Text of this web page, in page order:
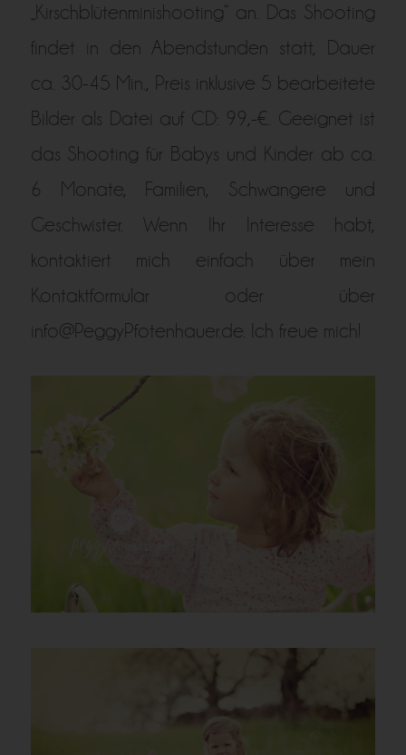
„Kirschblütenminishooting“ an. Das Shooting
findet in den Abendstunden statt, Dauer
ca. 30-45 Min., Preis inklusive 5 bearbeitete
Bilder als Datei auf CD: 99,-€. Geeignet ist
das Shooting für Babys und Kinder ab ca.
6 Monate, Familien, Schwangere und
Geschwister. Wenn Ihr Interesse habt,
kontaktiert mich einfach über mein
Kontaktformular oder über
info@PeggyPfotenhauer.de. Ich freue mich!